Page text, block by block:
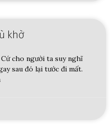
khờ
cho người ta suy nghĩ
sau đó lại tước đi mất.